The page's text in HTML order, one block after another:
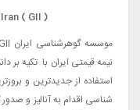
( Gemological Institute of Iran
( GII
نیمه قیمتی ایران با تکیه
استفاده از جدیدترین و